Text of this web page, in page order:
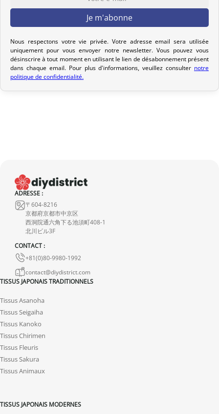
Votre commande est préparée dans les 2 jours ouvrables suivant
la réception de votre paiement et remise au transporteur que
vous avez sélectionné lors de votre achat. Vous recevrez un e-mail
de confirmation d’envoi pour suivre votre colis. Nous offrons
plusieurs options de livraison pour répondre à vos besoins.
Politique de retour
neuf et dans son emballage d’origine), nous vous rembourserons
le montant de votre commande, hors frais d’expédition initiaux.
Aucun remboursement ne sera effectué pour des produits
endommagés.
En cas de défaut de notre part, contactez-nous dans les 72 heures
avec photos ou vidéo, afin que nous trouvions ensemble une
solution rapide et adaptée.
Nous respectons votre vie privée. Votre adresse email sera utilisée
uniquement pour vous envoyer notre newsletter. Vous pouvez vous
désinscrire à tout moment en utilisant le lien de désabonnement présent
dans chaque email. Pour plus d'informations, veuillez consulter notre
politique de confidentialité.
ADRESSE :
〒604-8216
京都府京都市中京区
西洞院通六角下る池須町408-1
北川ビル3F
CONTACT :
+81(0)80-9980-1992
contact@diydistrict.com
TISSUS JAPONAIS TRADITIONNELS
Tissus Asanoha
Tissus Seigaiha
Tissus Kanoko
Tissus Chirimen
Tissus Fleuris
Tissus Sakura
Tissus Animaux
TISSUS JAPONAIS MODERNES